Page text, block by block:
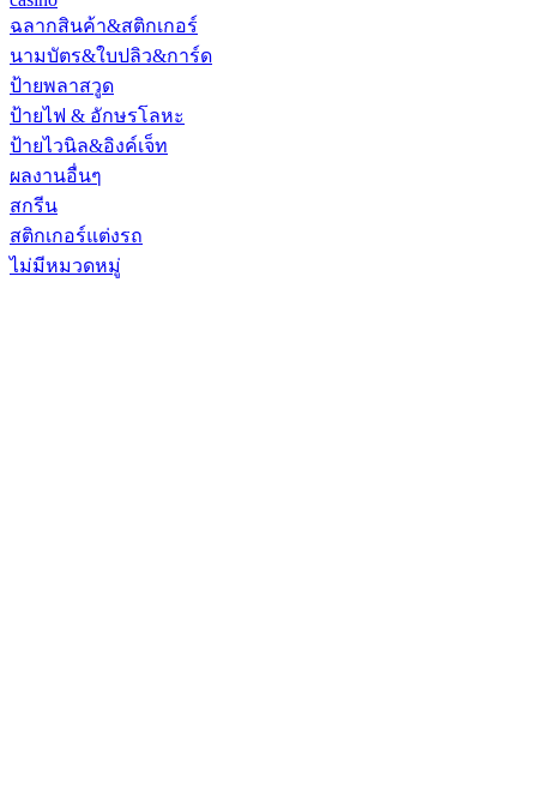
ฉลากสินค้า&สติกเกอร์
นามบัตร&ใบปลิว&การ์ด
ป้ายพลาสวูด
ป้ายไฟ & อักษรโลหะ
ป้ายไวนิล&อิงค์เจ็ท
ผลงานอื่นๆ
สกรีน
สติกเกอร์แต่งรถ
ไม่มีหมวดหมู่